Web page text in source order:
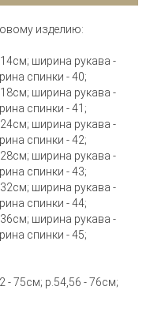
изделию:
ширина рукава -
спинки - 40;
ширина рукава -
спинки - 41;
ширина рукава -
спинки - 42;
ширина рукава -
спинки - 43;
ширина рукава -
спинки - 44;
ширина рукава -
спинки - 45;
- 75см; р.54,56 - 76см;